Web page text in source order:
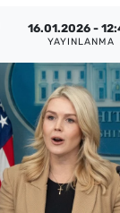
16.01.2026 -
YAYINLANMA